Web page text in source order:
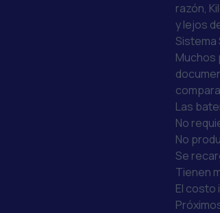
razón,
y lejos
Sistema
Muchos
Las
No
No
Se
Tienen
El costo